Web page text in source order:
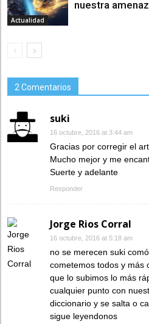
Actualidad
nuestra
2 Comentarios
suki
16 octubre, 2016 at 3:44 am
Gracias por corregir el
Mucho mejor y me
Suerte y adelante
Responder
Jorge Rios Corral
16 octubre, 2016 at 5:18 am
no se merecen suki
cometemos todos y más
que lo subimos lo más
cualquier punto con
diccionario y se salta o
sigue leyendonos